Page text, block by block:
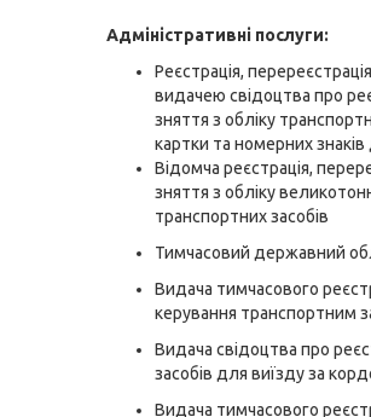
Адміністративні послуги:
Реєстрація,
видачею свідоцтва про
зняття з обліку
картки та номерних
Відомча реєстрація,
зняття з обліку
транспортних засобів
Тимчасовий державний
Видача тимчасового
керування транспортним
Видача свідоцтва про
засобів для виїзду за
Видача тимчасового